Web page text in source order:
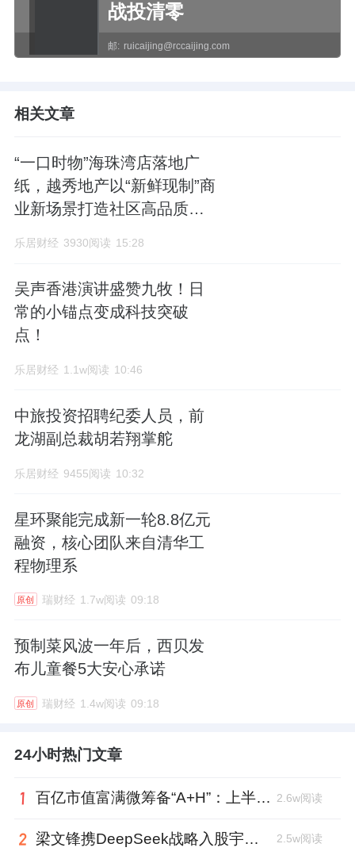
战投清零
邮: ruicaijing@rccaijing.com
相关文章
“一口时物”海珠湾店落地广
纸，越秀地产以“新鲜现制”商
业新场景打造社区高品质生
乐居财经 3930阅读 15:28
吴声香港演讲盛赞九牧！日
常的小锚点变成科技突破
点！
乐居财经 1.1w阅读 10:46
中旅投资招聘纪委人员，前
龙湖副总裁胡若翔掌舵
乐居财经 9455阅读 10:32
星环聚能完成新一轮8.8亿元
融资，核心团队来自清华工
程物理系
原创 瑞财经 1.7w阅读 09:18
预制菜风波一年后，西贝发
布儿童餐5大安心承诺
原创 瑞财经 1.4w阅读 09:18
24小时热门文章
百亿市值富满微筹备“A+H”：上半年净利大增353%，99年董秘、01年证代上位 2.6w阅读
梁文锋携DeepSeek战略入股宇树科技，斥资1.4亿锁定3年 2.5w阅读